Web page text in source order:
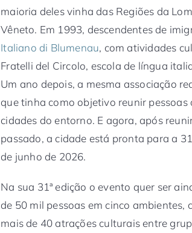
maioria deles vinha das Regiões da
Vêneto. Em 1993, descendentes de
Italiano di Blumenau, com atividades
Fratelli del Circolo, escola de língua
Um ano depois, a mesma associação
que tinha como objetivo reunir
cidades do entorno. E agora, após
passado, a cidade está pronta para a
de junho de 2026.
Na sua 31ª edição o evento quer ser
de 50 mil pessoas em cinco ambientes,
mais de 40 atrações culturais entre